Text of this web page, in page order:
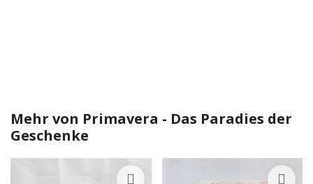
Mehr von Primavera - Das Paradies der
Geschenke